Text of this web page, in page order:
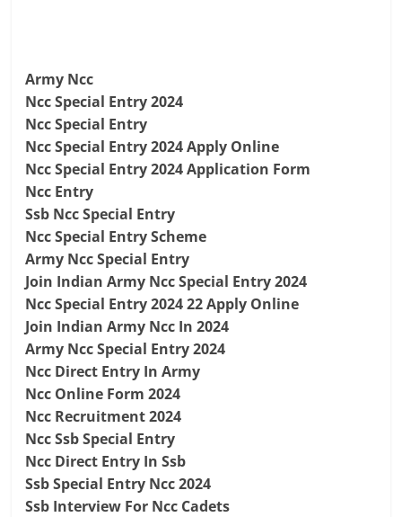
Army Ncc
Ncc Special Entry 2024
Ncc Special Entry
Ncc Special Entry 2024 Apply Online
Ncc Special Entry 2024 Application Form
Ncc Entry
Ssb Ncc Special Entry
Ncc Special Entry Scheme
Army Ncc Special Entry
Join Indian Army Ncc Special Entry 2024
Ncc Special Entry 2024 22 Apply Online
Join Indian Army Ncc In 2024
Army Ncc Special Entry 2024
Ncc Direct Entry In Army
Ncc Online Form 2024
Ncc Recruitment 2024
Ncc Ssb Special Entry
Ncc Direct Entry In Ssb
Ssb Special Entry Ncc 2024
Ssb Interview For Ncc Cadets